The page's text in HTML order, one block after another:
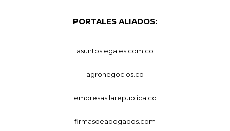
PORTALES ALIADOS:
asuntoslegales.com.co
agronegocios.co
empresas.larepublica.co
firmasdeabogados.com